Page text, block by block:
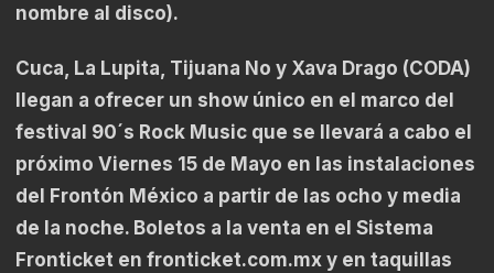
nombre al disco).
Cuca, La Lupita, Tijuana No y Xava Drago (CODA)
llegan a ofrecer un show único en el marco del
festival 90´s Rock Music que se llevará a cabo el
próximo Viernes 15 de Mayo en las instalaciones
del Frontón México a partir de las ocho y media
de la noche. Boletos a la venta en el Sistema
Fronticket en fronticket.com.mx y en taquillas